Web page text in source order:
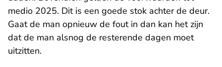
medio 2025. Dit is een goede stok achter de deur.
Gaat de man opnieuw de fout in dan kan het zijn
dat de man alsnog de resterende dagen moet
uitzitten.